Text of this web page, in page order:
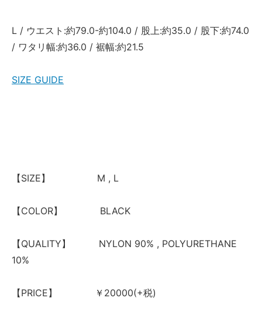
L / ウエスト:約79.0-約104.0 / 股上:約35.0 / 股下:約74.0
/ ワタリ幅:約36.0 / 裾幅:約21.5
SIZE GUIDE
【SIZE】 M , L
【COLOR】 BLACK
【QUALITY】 NYLON 90% , POLYURETHANE
10%
【PRICE】 ￥20000(+税)